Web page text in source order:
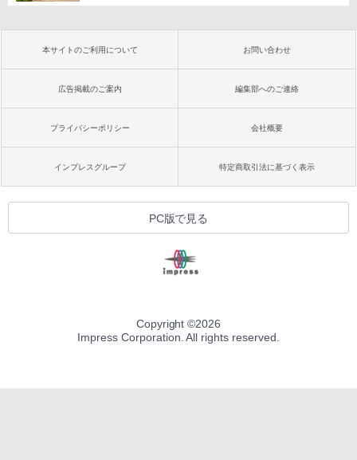
本サイトのご利用について お問い合わせ
広告掲載のご案内 編集部へのご連絡
プライバシーポリシー 会社概要
インプレスグループ 特定商取引法に基づく表示
PC版で見る
Copyright ©2026
Impress Corporation. All rights reserved.